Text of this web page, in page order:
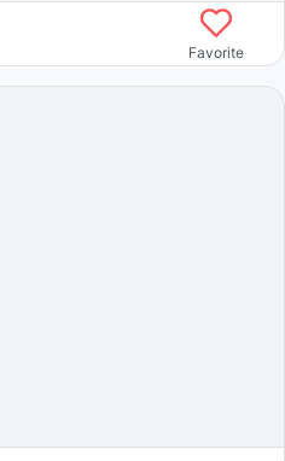
Favorite